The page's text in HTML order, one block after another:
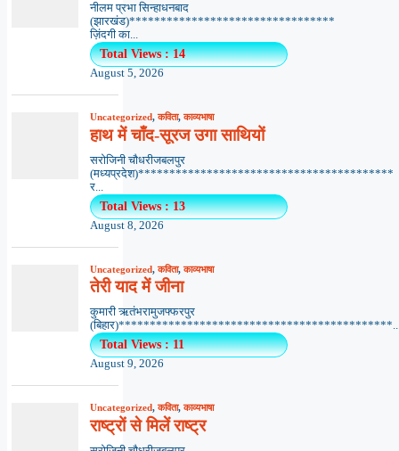
नीलम प्रभा सिन्हाधनबाद
(झारखंड)*********************************
ज़िंदगी का...
Total Views : 14
August 5, 2026
Uncategorized,कविता,काव्यभाषा
हाथ में चाँद-सूरज उगा साथियों
सरोजिनी चौधरीजबलपुर
(मध्यप्रदेश)*****************************************
र...
Total Views : 13
August 8, 2026
Uncategorized,कविता,काव्यभाषा
तेरी याद में जीना
कुमारी ऋतंभरामुजफ्फरपुर
Total Views : 11
August 9, 2026
Uncategorized,कविता,काव्यभाषा
राष्ट्रों से मिलें राष्ट्र